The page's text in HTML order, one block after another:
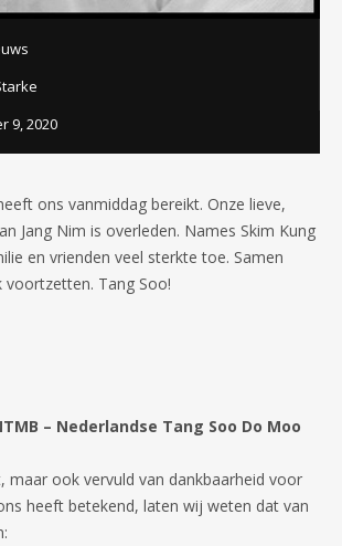
9, 2020
ons vanmiddag bereikt. Onze lieve,
Jang Nim is overleden. Names Skim Kung
en vrienden veel sterkte toe. Samen
voortzetten. Tang Soo!
– Nederlandse Tang Soo Do Moo
maar ook vervuld van dankbaarheid voor
heeft betekend, laten wij weten dat van